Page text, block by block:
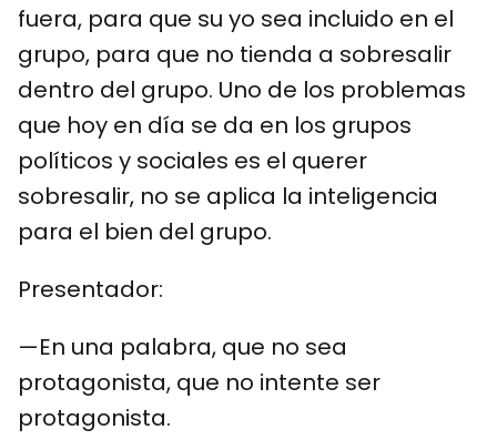
fuera, para que su yo sea incluido en el
grupo, para que no tienda a sobresalir
dentro del grupo. Uno de los problemas
que hoy en día se da en los grupos
políticos y sociales es el querer
sobresalir, no se aplica la inteligencia
para el bien del grupo.
Presentador:
—En una palabra, que no sea
protagonista, que no intente ser
protagonista.